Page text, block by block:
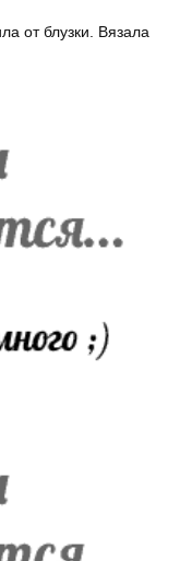
от блузки. Вязала